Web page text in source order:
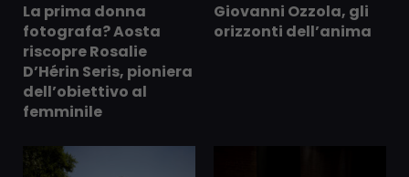
La prima donna
fotografa? Aosta
riscopre Rosalie
D’Hérin Seris, pioniera
dell’obiettivo al
femminile
Giovanni Ozzola, gli
orizzonti dell’anima